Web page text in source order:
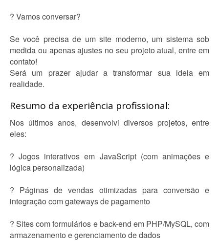
? Vamos conversar?
Se você precisa de um site moderno, um sistema sob
medida ou apenas ajustes no seu projeto atual, entre em
contato!
Será um prazer ajudar a transformar sua ideia em
realidade.
Resumo da experiência profissional:
Nos últimos anos, desenvolvi diversos projetos, entre
eles:
? Jogos interativos em JavaScript (com animações e
lógica personalizada)
? Páginas de vendas otimizadas para conversão e
integração com gateways de pagamento
? Sites com formulários e back-end em PHP/MySQL, com
armazenamento e gerenciamento de dados